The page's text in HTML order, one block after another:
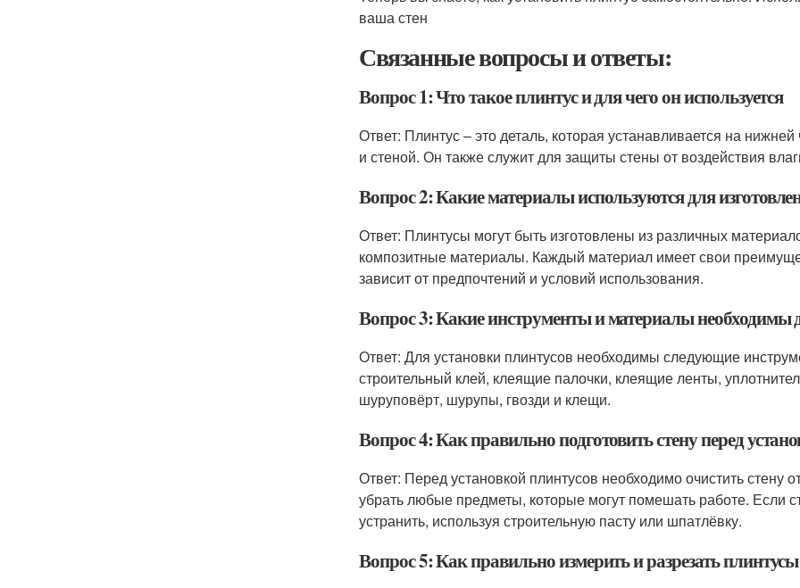
ваша стен
Связанные вопросы и ответы:
Вопрос 1: Что такое плинтус и для чего он используется
Ответ: Плинтус – это деталь, которая устанавливается на
и стеной. Он также служит для защиты стены от воздействия
Вопрос 2: Какие материалы используются для
Ответ: Плинтусы могут быть изготовлены из различных
композитные материалы. Каждый материал имеет свои
зависит от предпочтений и условий использования.
Вопрос 3: Какие инструменты и материалы необходимы
Ответ: Для установки плинтусов необходимы следующие
строительный клей, клеящие палочки, клеящие ленты,
шуруповёрт, шурупы, гвозди и клещи.
Вопрос 4: Как правильно подготовить стену перед
Ответ: Перед установкой плинтусов необходимо очистить стену
убрать любые предметы, которые могут помешать работе. Если
устранить, используя строительную пасту или шпатлёвку.
Вопрос 5: Как правильно измерить и разрезать плинтусы